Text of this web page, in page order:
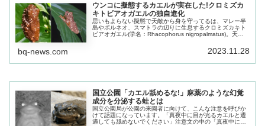
ウンコに擬態するカエルが実在した!クロミズカ
キトビアオガエルの独自進化
思いもよらない擬態で天敵から身を守ってるは、マレー半
島やボルネオ、スマトラの辺りに生息するクロミズカキト
ビアオガエル(学名：Rhacophorus nigropalmatus)。天敵
bq-news.com 2023.11.28
国立公園「カエル舐めるな!」麻薬のような幻覚
成分を分泌する蛙とは
国立公園局が公園の来園者に向けて、こんな注意を呼びか
けて話題になっています。「真夜中に目が光るカエルと遭
遇しても舐めないでください」注意文の中の「真夜中に目